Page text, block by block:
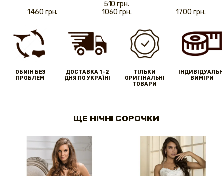
1460 грн.
510 грн.
1060 грн.
1700 грн.
ОБМІН БЕЗ
ПРОБЛЕМ
ДОСТАВКА 1-2
ДНЯ ПО УКРАЇНІ
ТІЛЬКИ
ОРИГІНАЛЬНІ
ТОВАРИ
ВИМІРИ
ЩЕ НІЧНІ СОРОЧКИ